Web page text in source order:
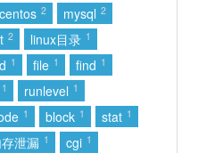
centos 2 mysql 2
2 linux目录 1
1 file 1 find 1
1 runlevel 1
1 block 1 stat 1
泄漏 1 cgi 1